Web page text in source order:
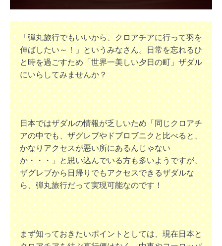
「弾丸旅行でもいいから、クロアチアに行って羽を
伸ばしたい～！」というみなさん。日常を忘れるひ
と時を過ごすため「世界一美しい夕日の町」ザダル
にいらしてみませんか？
日本ではザダルの情報が乏しいため「同じクロアチ
アの中でも、ザグレブやドブロブニクと比べると、
かなりアクセスが悪い所にあるんじゃない
か・・・」と思い込んでいる方も多いようですが、
ザグレブから日帰りでもアクセスできるザダルな
ら、弾丸旅行だって実現可能なのです！
まず知っておきたいポイントとしては、現在日本と